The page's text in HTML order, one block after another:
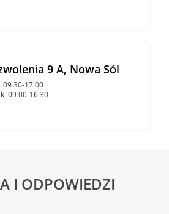
9 A, Nowa Sól
09:30-17:00
09:00-16:30
I ODPOWIEDZI